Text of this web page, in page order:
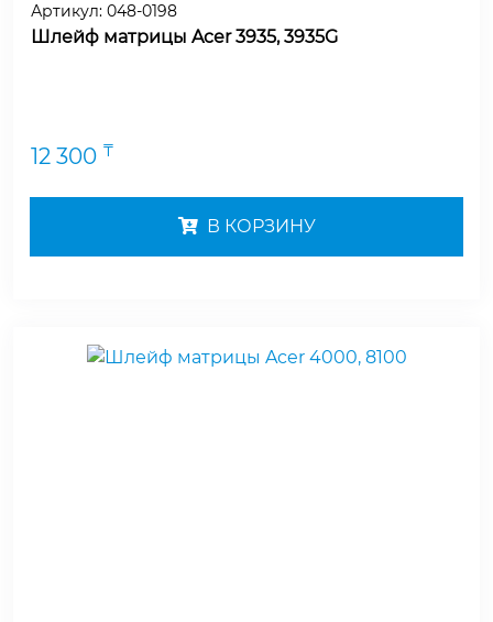
Артикул: 048-0198
Шлейф матрицы Acer 3935, 3935G
12 300 ₸
В КОРЗИНУ